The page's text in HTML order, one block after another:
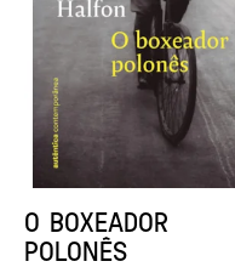
DENTES BRANCOS